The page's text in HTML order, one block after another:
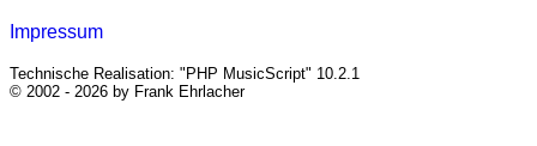
Impressum
Technische Realisation: "PHP MusicScript" 10.2.1
© 2002 - 2026 by Frank Ehrlacher